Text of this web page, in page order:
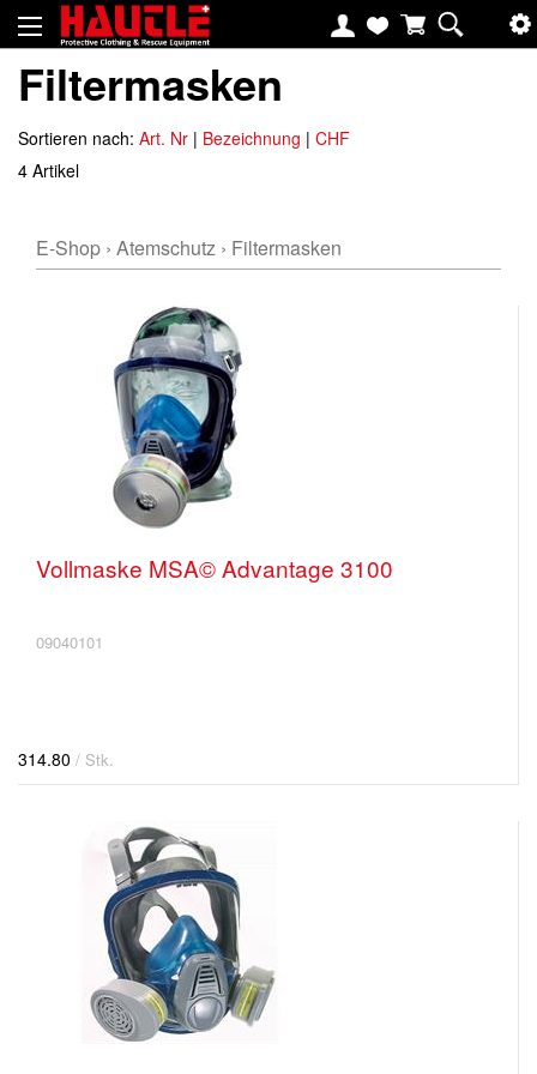
Filtermasken
Sortieren nach: Art. Nr | Bezeichnung | CHF
4 Artikel
E-Shop › Atemschutz › Filtermasken
Vollmaske MSA© Advantage 3100
09040101
314.80 / Stk.